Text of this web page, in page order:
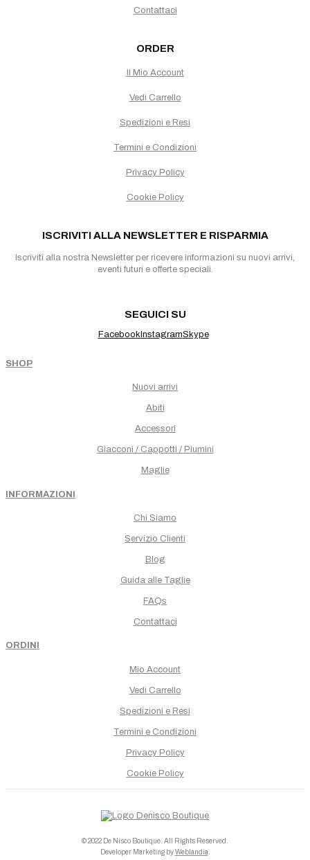
Contattaci
ORDER
Il Mio Account
Vedi Carrello
Spedizioni e Resi
Termini e Condizioni
Privacy Policy
Cookie Policy
ISCRIVITI ALLA NEWSLETTER E RISPARMIA
Iscriviti alla nostra Newsletter per ricevere informazioni su nuovi arrivi,
eventi futuri e offerte speciali.
SEGUICI SU
FacebookInstagramSkype
SHOP
Nuovi arrivi
Abiti
Accessori
Giacconi / Cappotti / Piumini
Maglie
INFORMAZIONI
Chi Siamo
Servizio Clienti
Blog
Guida alle Taglie
FAQs
Contattaci
ORDINI
Mio Account
Vedi Carrello
Spedizioni e Resi
Termini e Condizioni
Privacy Policy
Cookie Policy
© 2022 De Nisco Boutique. All Rights Reserved.
Developer Marketing byWeblandia